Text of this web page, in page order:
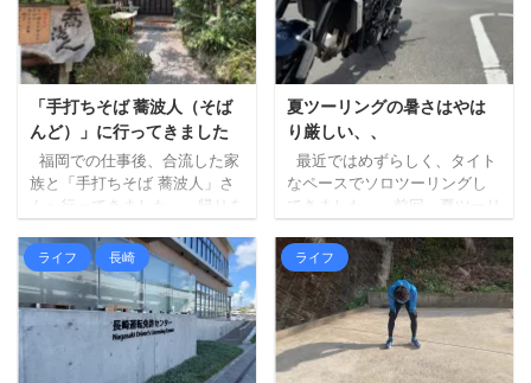
「手打ちそば 蕎波人（そば
んど）」に行ってきました
福岡での仕事後、合流した家
族と「手打ちそば 蕎波人」さ
んへ行ってきました。 帰りを
ばでも食べて帰ろうというこ
とになり、妻にお店を探して
もらいました（大抵妻に探し
てもらいます）。 蕎波人さん
は三瀬のお店ではないのです
が（福岡県早良区）、良さそ
夏ツーリングの暑さはやは
り厳しい、、
最近ではめずらしく、タイト
なペースでソロツーリングし
てきました。 前回、夏ツーリ
はず、という記事を書きまし
たが、最初に掲げた「ずら
す」が中途半端だったため
に、暑さはどうにもなりませ
んでした。。 ちょっと前にベ
ストタイプのジャケットを新
ライフ 長崎 ライフ